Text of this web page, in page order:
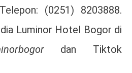
(0251) 8203888.
Luminor Hotel Bogor di
dan Tiktok